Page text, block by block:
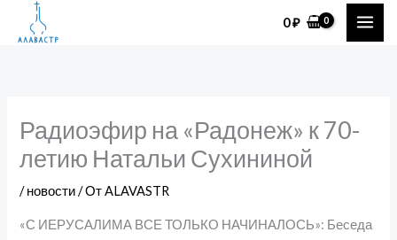
Перейти
0₽
Радиоэфир на «Радонеж» к 70-
летию Натальи Сухининой
/новости/ ОтALAVASTR
«С ИЕРУСАЛИМА ВСЕ ТОЛЬКО НАЧИНАЛОСЬ»: Беседа